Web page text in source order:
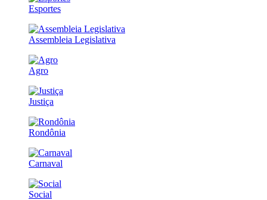
Esportes
Assembleia Legislativa
Agro
Justiça
Rondônia
Carnaval
Social